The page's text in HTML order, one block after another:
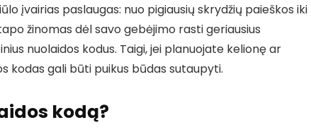
įvairias paslaugas: nuo pigiausių skrydžių paieškos iki
žinomas dėl savo gebėjimo rasti geriausius
nuolaidos kodus. Taigi, jei planuojate kelionę ar
kodas gali būti puikus būdas sutaupyti.
kodą?